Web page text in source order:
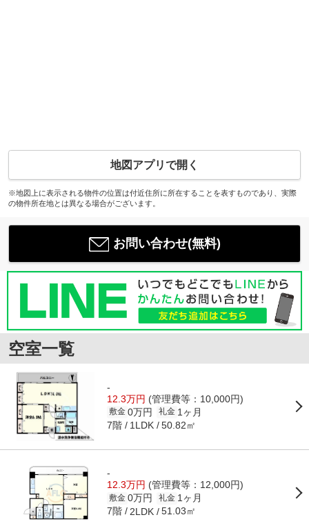
地図アプリで開く
※地図上に表示される物件の位置は付近住所に所在することを表すものであり、実際
の物件所在地とは異なる場合がございます。
お問い合わせ(無料)
空室一覧
-
12.3万円 (管理費等：10,000円)
敷金 0万円 礼金 1ヶ月
7階 1LDK 50.82㎡
-
12.3万円 (管理費等：12,000円)
敷金 0万円 礼金 1ヶ月
7階 2LDK 51.03㎡